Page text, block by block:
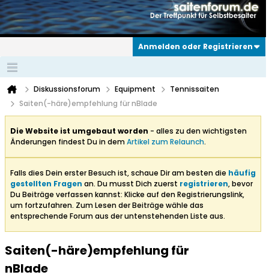
Anmelden oder Registrieren
Diskussionsforum Equipment
Tennissaiten
Saiten(-häre)empfehlung für nBlade
Die Website ist umgebaut worden - alles zu den wichtigsten
Änderungen findest Du in demArtikel zum Relaunch.
Falls dies Dein erster Besuch ist, schaue Dir am besten die häufig
gestellten Fragen an. Du musst Dich zuerst registrieren, bevor
Du Beiträge verfassen kannst: Klicke auf den Registrierungslink,
um fortzufahren. Zum Lesen der Beiträge wähle das
entsprechende Forum aus der untenstehenden Liste aus.
Saiten(-häre)empfehlung für
nBlade